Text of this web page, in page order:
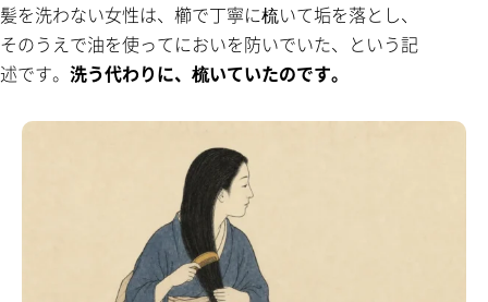
髪を洗わない女性は、櫛で丁寧に梳いて垢を落とし、
そのうえで油を使ってにおいを防いでいた、という記
述です。 洗う代わりに、梳いていたのです。